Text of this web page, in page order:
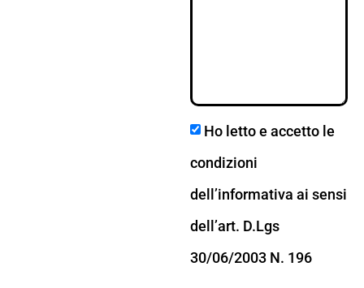
Ho letto e accetto le
condizioni
dell’informativa ai sensi
dell’art. D.Lgs
30/06/2003 N. 196